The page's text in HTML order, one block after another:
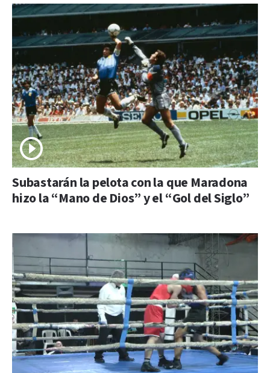
Subastarán la pelota con la que Maradona
hizo la “Mano de Dios” y el “Gol del Siglo”